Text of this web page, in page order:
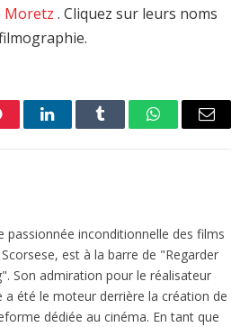
Moretz . Cliquez sur leurs noms
LinkedInTumblr WhatsAppEmail
passionnée inconditionnelle des films
est à la barre de "Regarder
Son admiration pour le réalisateur
a été le moteur derrière la création de
dédiée au cinéma. En tant que